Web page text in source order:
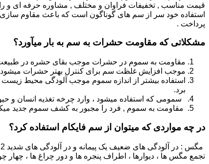
قیمت مناسب , تخفیفات فراوان و مختلف , مشاوره حرفه ای و
استفاده خود سر از سم های گوناگون است که باعث مقاوم
پرداخت .
مشکلاتی که مقاومت حشرات به سم به بار میآورد؟
مقاومت به سموم در حشرات موجب بقای حشره در طبیعت
موجب افزایش غلظت سم برای کنترل بهتر حشرات میشود و
استفاده بیشتر از اندازه سموم موجب آلودگی محیط
برد.
سمومی که استفاده میشود ، وارد چرخه تغذیه انسان و
مقاومت به سموم , فرد را مجبور به کشف سموم جدید
در چه مواردی که میتوان از سم فایکام استفاده کرد؟
تجمع مگس ها ، دیوارها ، اطراف پنجره ها و دور چراغ ها ،